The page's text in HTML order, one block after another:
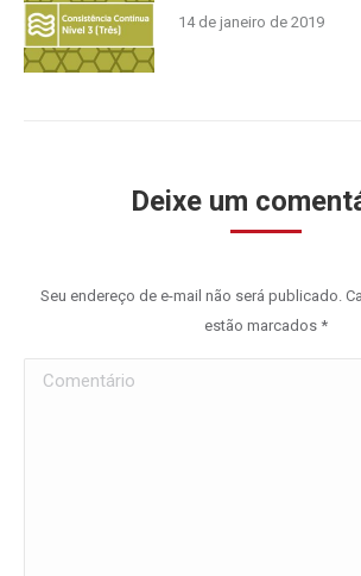
14 de janeiro de 2019
Deixe um
Seu endereço de e-mail não será publicado.
estão marcados *
Comentário